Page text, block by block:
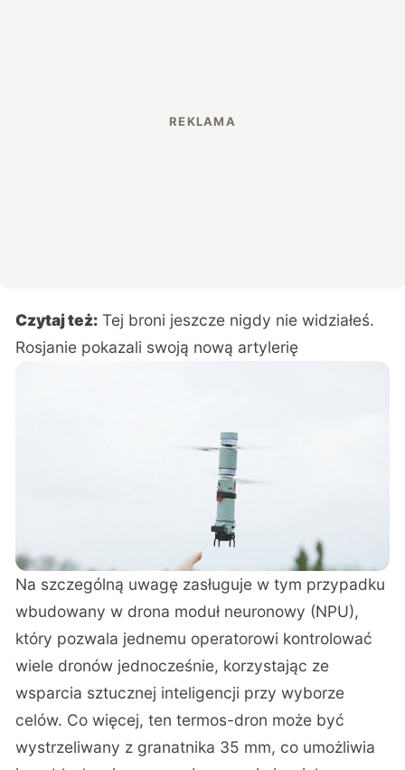
Czytaj też: Tej broni jeszcze nigdy nie widziałeś.
Rosjanie pokazali swoją nową artylerię
Na szczególną uwagę zasługuje w tym przypadku
wbudowany w drona moduł neuronowy (NPU),
który pozwala jednemu operatorowi kontrolować
wiele dronów jednocześnie, korzystając ze
wsparcia sztucznej inteligencji przy wyborze
celów. Co więcej, tentermos-dron może być
wystrzeliwany z granatnika 35 mm, co umożliwia